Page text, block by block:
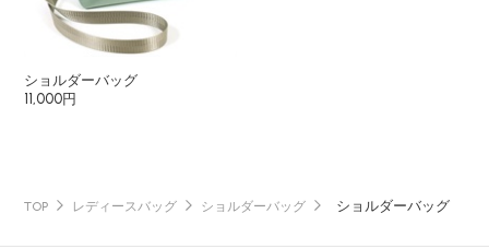
ショルダーバッグ
11,000円
TOP レディースバッグ ショルダーバッグ ショルダーバッグ